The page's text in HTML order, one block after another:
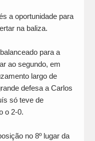
a oportunidade para
na baliza.
para a
ao segundo, em
largo de
defesa a Carlos
só teve de
o 2-0.
no 8º lugar da